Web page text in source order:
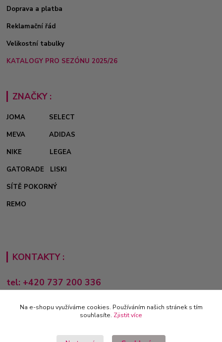
Doprava a platba
Reklamační řád
Velikostní tabulky
KATALOGY PRO SEZÓNU 2025/26
ZNAČKY :
JOMA
SELECT
MEVA
ADIDAS
NIKE
LEGEA
GATORADE
LISKI
SÍTĚ POKORNÝ
REMO
KONTAKTY :
tel: +420 737 200 336
Pondělí-Pátek: 8 - 17 hodin
obchod@e-sporting.cz
Na e-shopu využíváme cookies. Používáním našich stránek s tím
souhlasíte. Zjistit více